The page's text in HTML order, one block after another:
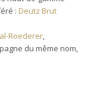
: Deutz Brut
Roederer,
du même nom,